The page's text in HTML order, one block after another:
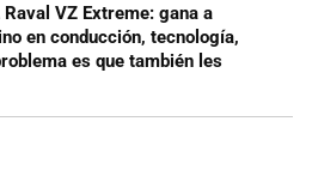
VZ Extreme: gana a
en conducción, tecnología,
es que también les